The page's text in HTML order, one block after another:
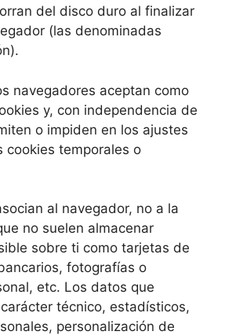
del disco duro al finalizar
(las denominadas
navegadores aceptan como
y, con independencia de
o impiden en los ajustes
cookies temporales o
al navegador, no a la
no suelen almacenar
sobre ti como tarjetas de
fotografías o
etc. Los datos que
técnico, estadísticos,
personalización de